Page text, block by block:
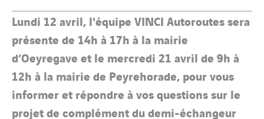
Lundi 12 avril, l'équipe VINCI Autoroutes sera
présente de 14h à 17h à la mairie
d’Oeyregave et le mercredi 21 avril de 9h à
12h à la mairie de Peyrehorade, pour vous
informer et répondre à vos questions sur le
projet de complément du demi-échangeur